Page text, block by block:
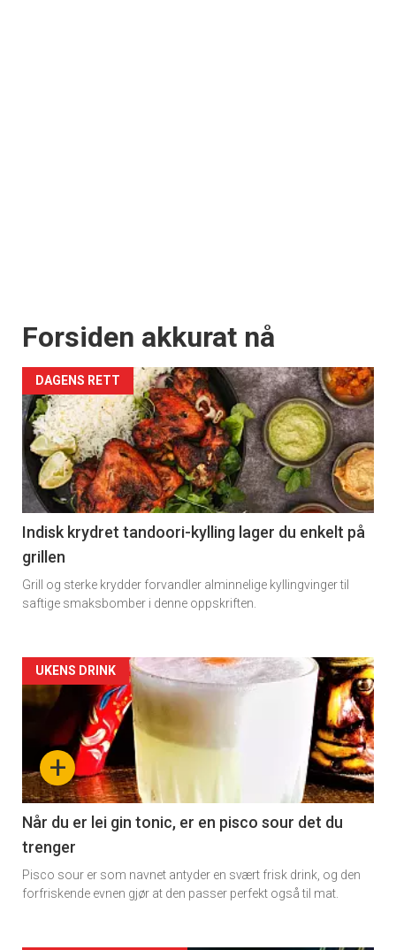
Forsiden akkurat nå
DAGENS RETT
Indisk krydret tandoori-kylling lager du enkelt på
grillen
Grill og sterke krydder forvandler alminnelige kyllingvinger til
saftige smaksbomber i denne oppskriften.
Forsiden
akkurat
nå
-
2
+
UKENS DRINK
Når du er lei gin tonic, er en pisco sour det du
trenger
Pisco sour er som navnet antyder en svært frisk drink, og den
forfriskende evnen gjør at den passer perfekt også til mat.